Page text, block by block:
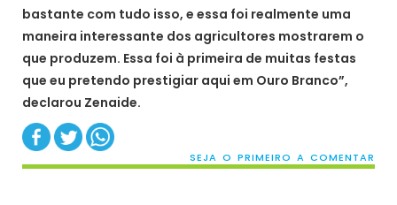
bastante com tudo isso, e essa foi realmente uma
maneira interessante dos agricultores mostrarem o
que produzem. Essa foi à primeira de muitas festas
que eu pretendo prestigiar aqui em Ouro Branco”,
declarou Zenaide.
SEJA O PRIMEIRO A COMENTAR